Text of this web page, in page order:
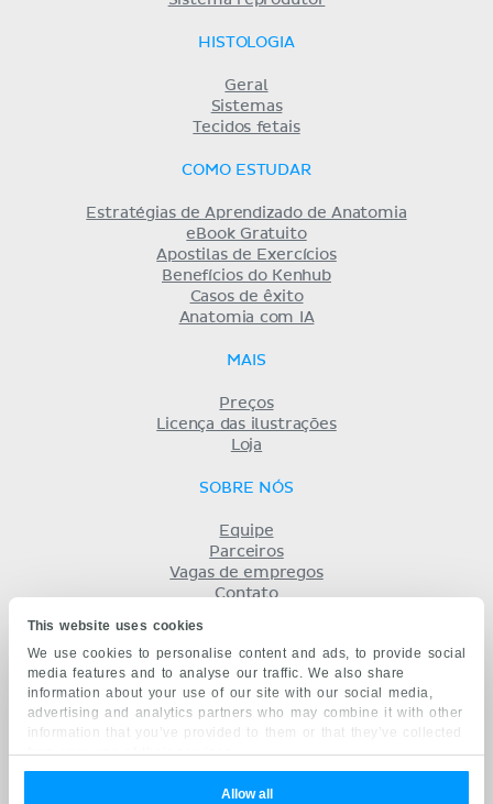
This website uses cookies
We use cookies to personalise content and ads, to provide social
media features and to analyse our traffic. We also share
information about your use of our site with our social media,
advertising and analytics partners who may combine it with other
information that you’ve provided to them or that they’ve collected
from your use of their services.
Allow all
HISTOLOGIA
Geral
Sistemas
Tecidos fetais
COMO ESTUDAR
Estratégias de Aprendizado de Anatomia
eBook Gratuito
Apostilas de Exercícios
Benefícios do Kenhub
Casos de êxito
Anatomia com IA
MAIS
Preços
Licença das ilustrações
Loja
SOBRE NÓS
Equipe
Parceiros
Vagas de empregos
Contato
Privacidade
KENHUB EM...
English